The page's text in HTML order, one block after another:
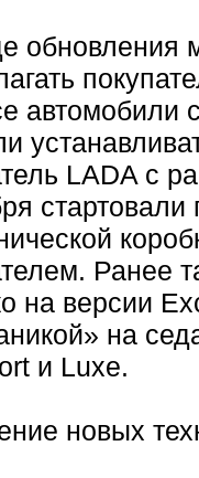
обновления
автомобили
LADA с
Ранее
на версии
на
и Luxe.
новых